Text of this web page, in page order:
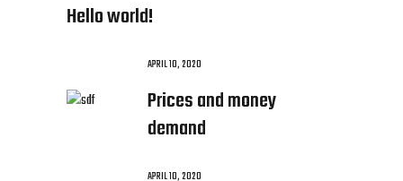
Hello world!
APRIL 10, 2020
Prices and money
demand
APRIL 10, 2020